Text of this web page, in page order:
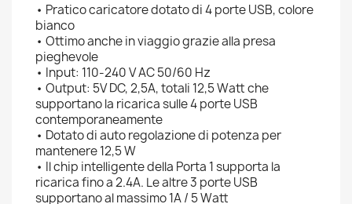
• Pratico caricatore dotato di 4 porte USB, colore
bianco
• Ottimo anche in viaggio grazie alla presa
pieghevole
• Input: 110-240 V AC 50/60 Hz
• Output: 5V DC, 2,5A, totali 12,5 Watt che
supportano la ricarica sulle 4 porte USB
contemporaneamente
• Dotato di auto regolazione di potenza per
mantenere 12,5 W
• Il chip intelligente della Porta 1 supporta la
ricarica fino a 2.4A. Le altre 3 porte USB
supportano al massimo 1A / 5 Watt